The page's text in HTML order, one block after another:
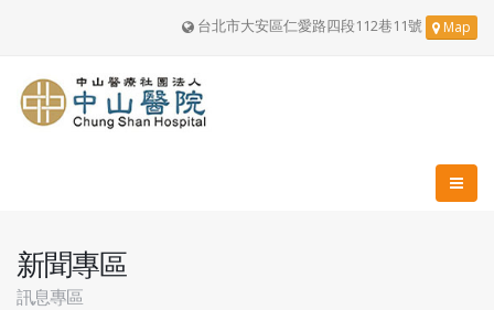
台北市大安區仁愛路四段112巷11號 Map
新聞專區
訊息專區